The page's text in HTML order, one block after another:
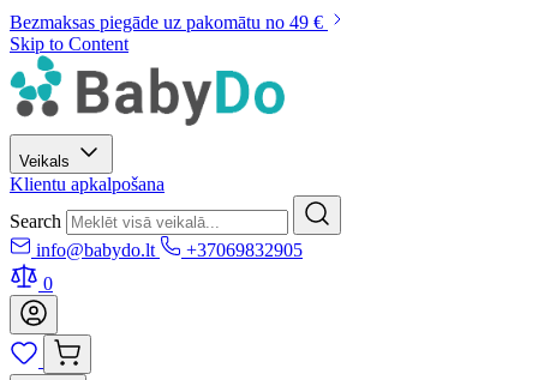
Bezmaksas piegāde uz pakomātu no 49 €
Skip to Content
Veikals
Klientu apkalpošana
Search
info@babydo.lt
+37069832905
0